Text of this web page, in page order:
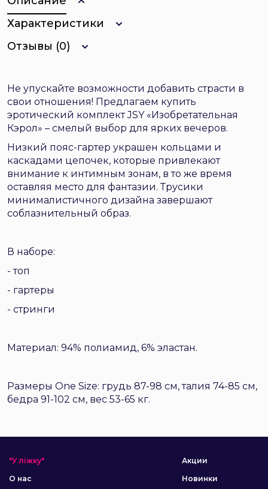
Характеристики
Отзывы (0)
Не упускайте возможности добавить страсти в
свои отношения! Предлагаем купить
эротический комплект JSY «Изобретательная
Кэрол» – смелый выбор для ярких вечеров.
Низкий пояс-гартер украшен кольцами и
каскадами цепочек, которые привлекают
внимание к интимным зонам, в то же время
оставляя место для фантазии. Трусики
минималистичного дизайна завершают
соблазнительный образ.
В наборе:
- топ
- гартеры
- стринги
Материал: 94% полиамид, 6% эластан.
Размеры One Size: грудь 87-98 см, талия 74-85 см,
бедра 91-102 см, вес 53-65 кг.
"У ліжку"
О нас
Акции
Новинки